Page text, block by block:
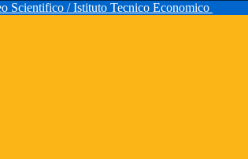
Scientifico / Istituto Tecnico Economico